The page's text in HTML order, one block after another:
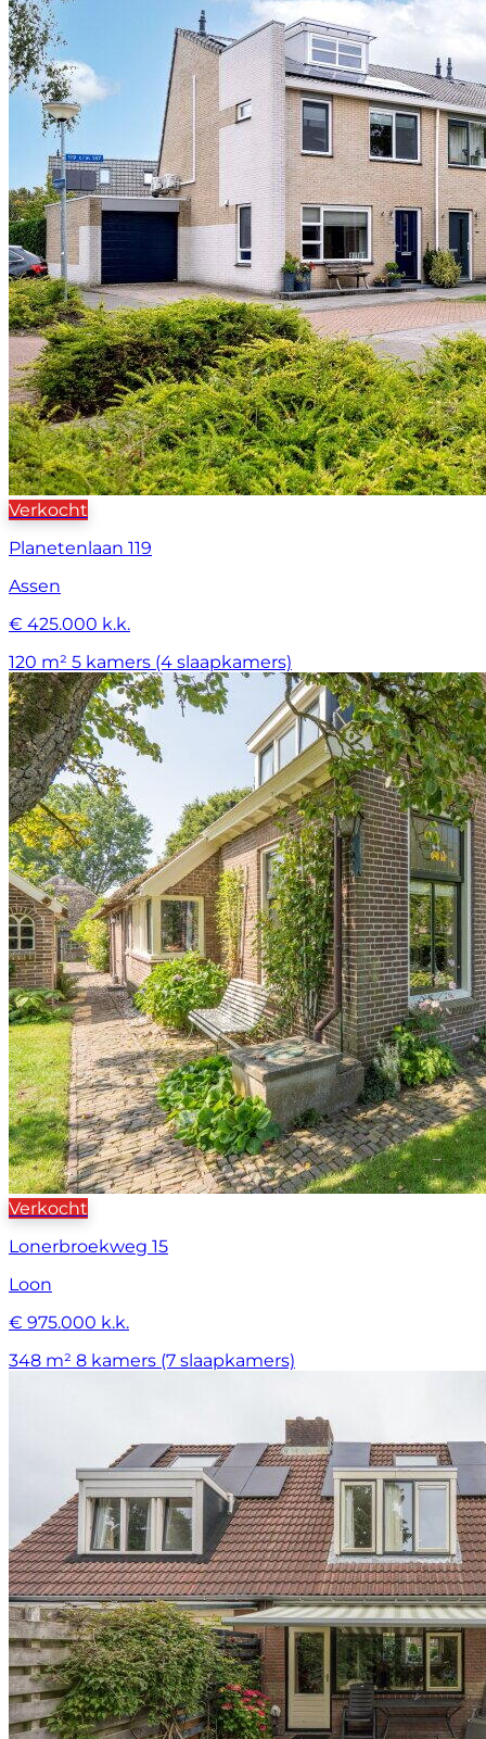
Verkocht
Planetenlaan 119
Assen
€ 425.000 k.k.
120 m² 5 kamers (4 slaapkamers)
Verkocht
Lonerbroekweg 15
Loon
€ 975.000 k.k.
348 m² 8 kamers (7 slaapkamers)